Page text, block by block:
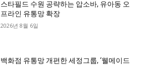
스타필드 수원 공략하는 압소바, 유아동 오
프라인 유통망 확장
2026년 8월 6일
백화점 유통망 개편한 세정그룹, ‘웰메이드